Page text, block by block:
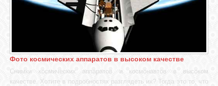
Фото космических аппаратов в высоком качестве
Снимки космических аппаратов и космонавтов в высоком
качестве. Хотите в подробностях разглядеть их? Тогда это то, что